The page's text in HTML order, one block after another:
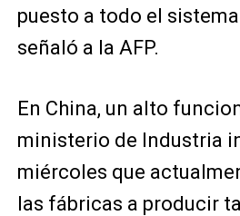
puesto a todo el
señaló a la AFP.
En China, un alto
ministerio de Industria
miércoles que
las fábricas a producir